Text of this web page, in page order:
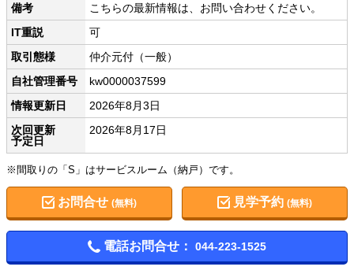
備考
こちらの最新情報は、お問い合わせください。
IT重説
可
取引態様
仲介元付（一般）
自社管理番号
kw0000037599
情報更新日
2026年8月3日
次回更新
予定日
2026年8月17日
※間取りの「S」はサービスルーム（納戸）です。
お問合せ (無料) 見学予約(無料)
電話お問合せ： 044-223-1525